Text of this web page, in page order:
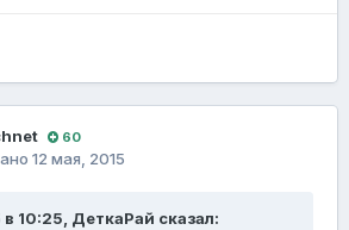
60
12 мая, 2015
в 10:25, ДеткаРай сказал: